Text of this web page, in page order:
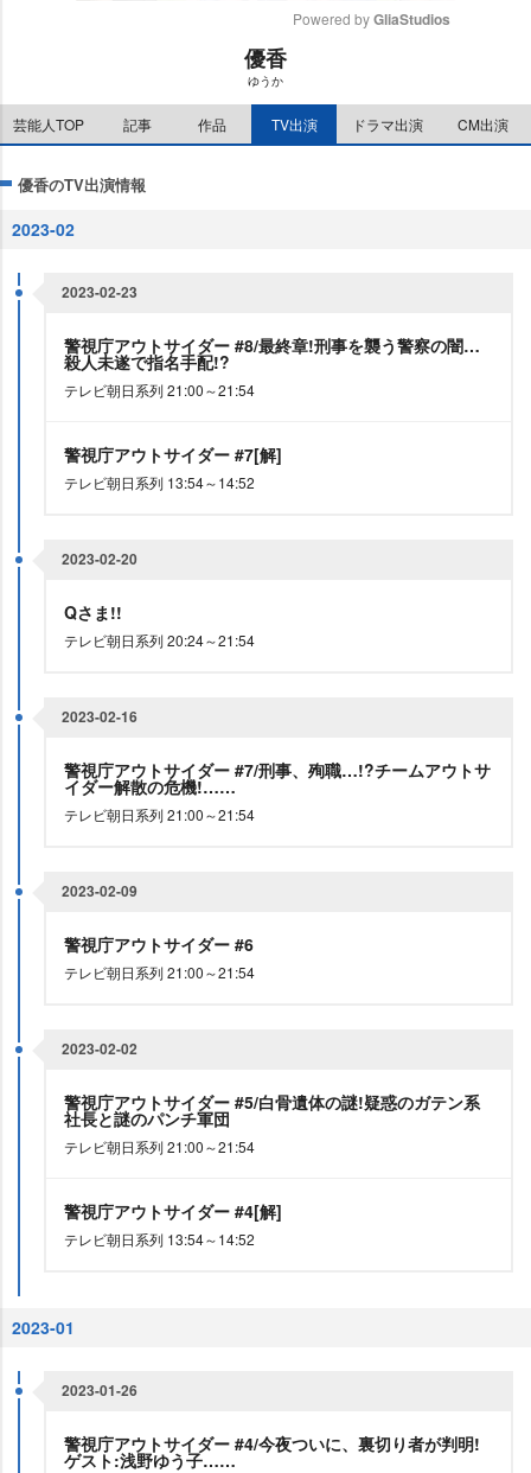
e
Powered by GliaStudios
優香
ゆうか
芸能人TOP 記事 作品 TV出演 ドラマ出演 CM出演
優香のTV出演情報
2023-02
2023-02-23
警視庁アウトサイダー #8/最終章!刑事を襲う警察の闇…
殺人未遂で指名手配!?
テレビ朝日系列 21:00～21:54
警視庁アウトサイダー #7[解]
テレビ朝日系列 13:54～14:52
2023-02-20
Qさま!!
テレビ朝日系列 20:24～21:54
2023-02-16
警視庁アウトサイダー #7/刑事、殉職…!?チームアウトサ
イダー解散の危機!……
テレビ朝日系列 21:00～21:54
2023-02-09
警視庁アウトサイダー #6
テレビ朝日系列 21:00～21:54
2023-02-02
警視庁アウトサイダー #5/白骨遺体の謎!疑惑のガテン系
社長と謎のパンチ軍団
テレビ朝日系列 21:00～21:54
警視庁アウトサイダー #4[解]
テレビ朝日系列 13:54～14:52
2023-01
2023-01-26
警視庁アウトサイダー #4/今夜ついに、裏切り者が判明!
ゲスト:浅野ゆう子……